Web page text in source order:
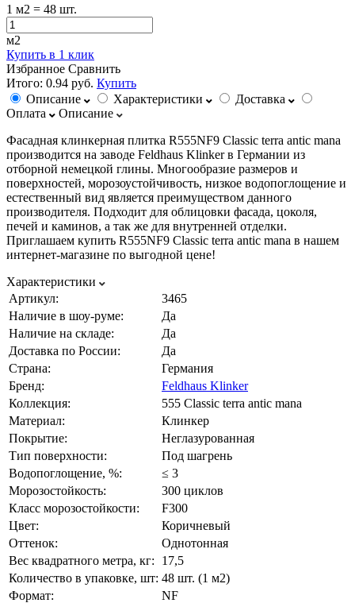
1 м2 = 48 шт.
м2
Купить в 1 клик
Избранное Сравнить
Итого: 0.94 руб. Купить
Описание
Характеристики
Доставка
Оплата
Описание
Фасадная клинкерная плитка R555NF9 Classic terra antic mana
производится на заводе Feldhaus Klinker в Германии из
отборной немецкой глины. Многообразие размеров и
поверхностей, морозоустойчивость, низкое водопоглощение и
естественный вид является преимуществом данного
производителя. Подходит для облицовки фасада, цоколя,
печей и каминов, а так же для внутренней отделки.
Приглашаем купить R555NF9 Classic terra antic mana в нашем
интернет-магазине по выгодной цене!
Характеристики
Артикул:
3465
Наличие в шоу-руме:
Да
Наличие на складе:
Да
Доставка по России:
Да
Страна:
Германия
Бренд:
Feldhaus Klinker
Коллекция:
555 Classic terra antic mana
Материал:
Клинкер
Покрытие:
Неглазурованная
Тип поверхности:
Под шагрень
Водопоглощение, %:
≤ 3
Морозостойкость:
300 циклов
Класс морозостойкости:
F300
Цвет:
Коричневый
Оттенок:
Однотонная
Вес квадратного метра, кг:
17,5
Количество в упаковке, шт: 48 шт. (1 м2)
Формат:
NF